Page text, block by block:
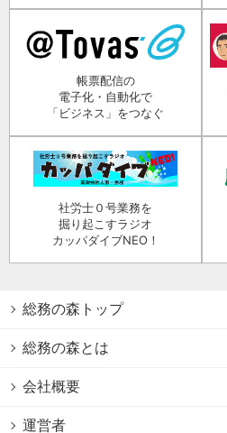
帳票配信の
電子化・自動化で
「ビジネス」をつなぐ
社労士０号業務を
掘り起こすラジオ
カッパダイブNEO！
総務の森トップ
総務の森とは
会社概要
運営者